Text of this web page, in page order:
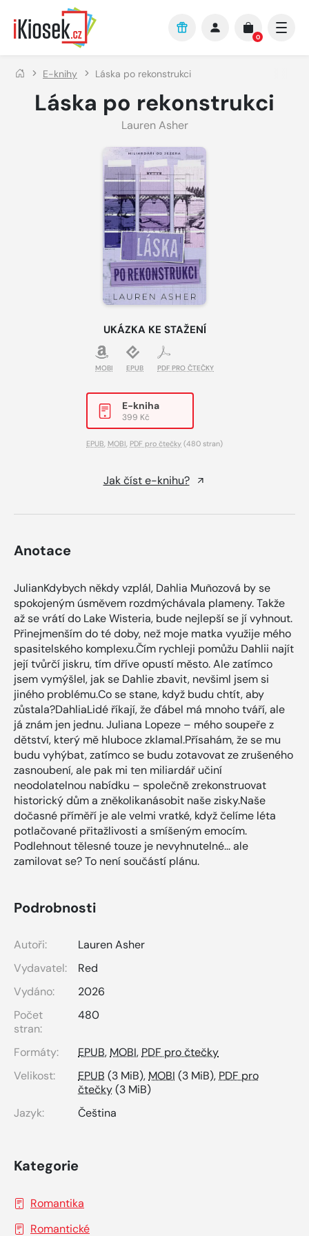
Přejít na hlavní obsah
0
E-knihy Láska po rekonstrukci
Láska po rekonstrukci
Lauren Asher
UKÁZKA KE STAŽENÍ
MOBI EPUB PDF PRO ČTEČKY
E-kniha
399 Kč
EPUB, MOBI, PDF pro čtečky (480 stran)
Jak číst e-knihu?
Anotace
JulianKdybych někdy vzplál, Dahlia Muñozová by se
spokojeným úsměvem rozdmýchávala plameny. Takže
až se vrátí do Lake Wisteria, bude nejlepší se jí vyhnout.
Přinejmenším do té doby, než moje matka využije mého
spasitelského komplexu.Čím rychleji pomůžu Dahlii najít
její tvůrčí jiskru, tím dříve opustí město. Ale zatímco
jsem vymýšlel, jak se Dahlie zbavit, nevšiml jsem si
jiného problému.Co se stane, když budu chtít, aby
zůstala?DahliaLidé říkají, že ďábel má mnoho tváří, ale
já znám jen jednu. Juliana Lopeze – mého soupeře z
dětství, který mě hluboce zklamal.Přísahám, že se mu
budu vyhýbat, zatímco se budu zotavovat ze zrušeného
zasnoubení, ale pak mi ten miliardář učiní
neodolatelnou nabídku – společně zrekonstruovat
historický dům a zněkolikanásobit naše zisky.Naše
dočasné příměří je ale velmi vratké, když čelíme léta
potlačované přitažlivosti a smíšeným emocím.
Podlehnout tělesné touze je nevyhnutelné... ale
zamilovat se? To není součástí plánu.
Podrobnosti
Autoři:
Lauren Asher
Vydavatel:
Red
Vydáno:
2026
Počet
stran:
480
Formáty: EPUB,MOBI,PDF pro čtečky
Velikost:
EPUB (3 MiB),MOBI (3 MiB),PDF pro
čtečky(3 MiB)
Jazyk:
Čeština
Kategorie
Romantika
Romantické